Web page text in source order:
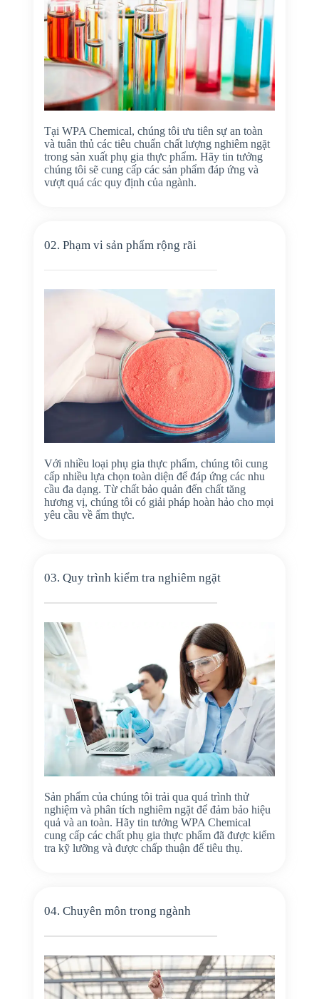
Tại WPA Chemical, chúng tôi ưu tiên sự an toàn
và tuân thủ các tiêu chuẩn chất lượng nghiêm ngặt
trong sản xuất phụ gia thực phẩm. Hãy tin tưởng
chúng tôi sẽ cung cấp các sản phẩm đáp ứng và
vượt quá các quy định của ngành.
02. Phạm vi sản phẩm rộng rãi
Với nhiều loại phụ gia thực phẩm, chúng tôi cung
cấp nhiều lựa chọn toàn diện để đáp ứng các nhu
cầu đa dạng. Từ chất bảo quản đến chất tăng
hương vị, chúng tôi có giải pháp hoàn hảo cho mọi
yêu cầu về ẩm thực.
03. Quy trình kiểm tra nghiêm ngặt
Sản phẩm của chúng tôi trải qua quá trình thử
nghiệm và phân tích nghiêm ngặt để đảm bảo hiệu
quả và an toàn. Hãy tin tưởng WPA Chemical
cung cấp các chất phụ gia thực phẩm đã được kiểm
tra kỹ lưỡng và được chấp thuận để tiêu thụ.
04. Chuyên môn trong ngành